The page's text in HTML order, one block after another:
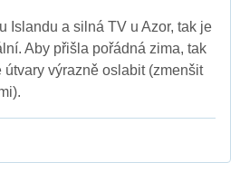
Islandu a silná TV u Azor, tak je
Aby přišla pořádná zima, tak
útvary výrazně oslabit (zmenšit